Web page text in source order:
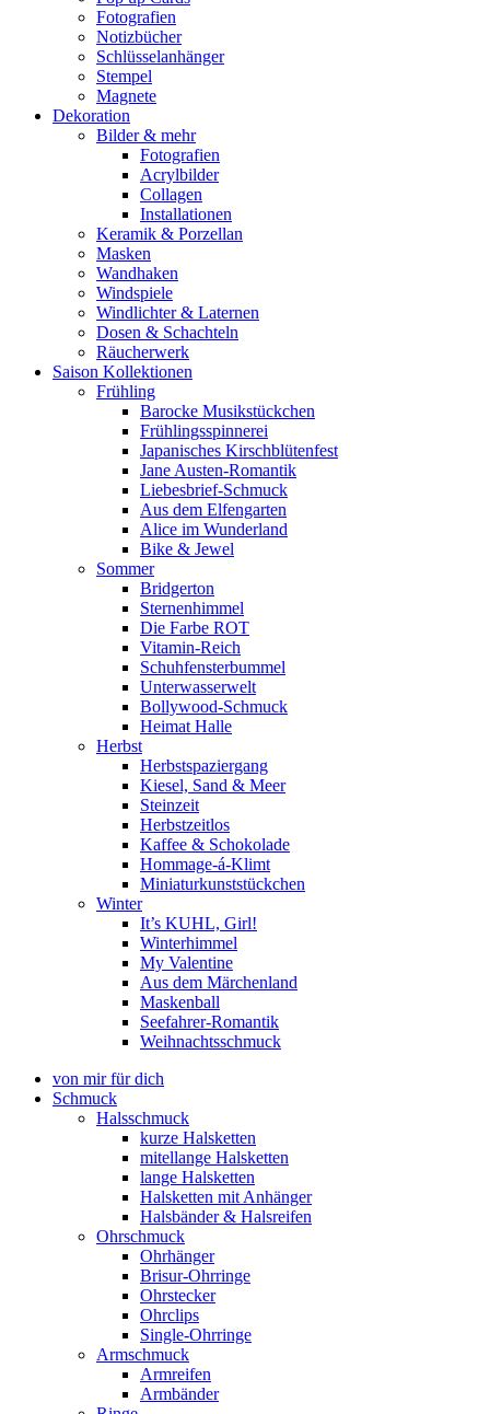
Fotografien
Notizbücher
Schlüsselanhänger
Stempel
Magnete
Dekoration
Bilder & mehr
Fotografien
Acrylbilder
Collagen
Installationen
Keramik & Porzellan
Masken
Wandhaken
Windspiele
Windlichter & Laternen
Dosen & Schachteln
Räucherwerk
Saison Kollektionen
Frühling
Barocke Musikstückchen
Frühlingsspinnerei
Japanisches Kirschblütenfest
Jane Austen-Romantik
Liebesbrief-Schmuck
Aus dem Elfengarten
Alice im Wunderland
Bike & Jewel
Sommer
Bridgerton
Sternenhimmel
Die Farbe ROT
Vitamin-Reich
Schuhfensterbummel
Unterwasserwelt
Bollywood-Schmuck
Heimat Halle
Herbst
Herbstspaziergang
Kiesel, Sand & Meer
Steinzeit
Herbstzeitlos
Kaffee & Schokolade
Hommage-á-Klimt
Miniaturkunststückchen
Winter
It’s KUHL, Girl!
Winterhimmel
My Valentine
Aus dem Märchenland
Maskenball
Seefahrer-Romantik
Weihnachtsschmuck
von mir für dich
Schmuck
Halsschmuck
kurze Halsketten
mitellange Halsketten
lange Halsketten
Halsketten mit Anhänger
Halsbänder & Halsreifen
Ohrschmuck
Ohrhänger
Brisur-Ohrringe
Ohrstecker
Ohrclips
Single-Ohrringe
Armschmuck
Armreifen
Armbänder